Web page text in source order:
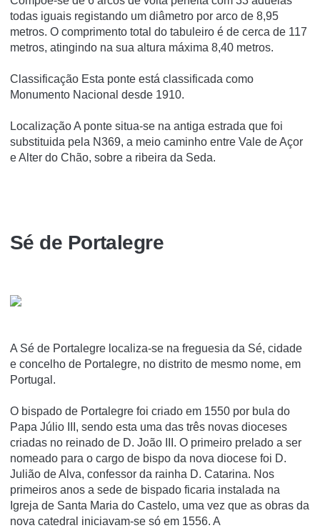
todas iguais registando um diâmetro por arco de 8,95
metros. O comprimento total do tabuleiro é de cerca de 117
metros, atingindo na sua altura máxima 8,40 metros.
Classificação Esta ponte está classificada como
Monumento Nacional desde 1910.
Localização A ponte situa-se na antiga estrada que foi
substituida pela N369, a meio caminho entre Vale de Açor
e Alter do Chão, sobre a ribeira da Seda.
Sé de Portalegre
A Sé de Portalegre localiza-se na freguesia da Sé, cidade
e concelho de Portalegre, no distrito de mesmo nome, em
Portugal.
O bispado de Portalegre foi criado em 1550 por bula do
Papa Júlio III, sendo esta uma das três novas dioceses
criadas no reinado de D. João III. O primeiro prelado a ser
nomeado para o cargo de bispo da nova diocese foi D.
Julião de Alva, confessor da rainha D. Catarina. Nos
primeiros anos a sede de bispado ficaria instalada na
Igreja de Santa Maria do Castelo, uma vez que as obras da
nova catedral iniciavam-se só em 1556. A